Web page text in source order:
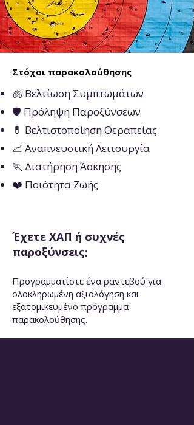
Στόχοι παρακολούθησης
🫁 Βελτίωση Συμπτωμάτων
🛡️ Πρόληψη Παροξύνσεων
💊 Βελτιστοποίηση Θεραπείας
📈 Αναπνευστική Λειτουργία
🏃 Διατήρηση Άσκησης
❤️ Ποιότητα Ζωής
Έχετε ΧΑΠ ή συχνές
παροξύνσεις;
Προγραμματίστε ένα ραντεβού για
ολοκληρωμένη αξιολόγηση και
εξατομικευμένο πρόγραμμα
παρακολούθησης.